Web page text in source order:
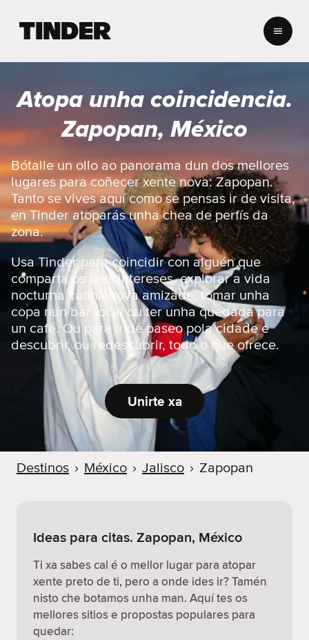
r
o
m
e
Atopa unha coincidencia.
Zapopan, México
Bótalle un ollo ao panorama dun dos mellores
lugares para coñecer xente nova: Zapopan.
Tanto se vives aquí como se pensas ir de visita,
en Tinder atoparás unha chea de perfís da
zona.
Usa Tinder para coincidir con alguén que
comparta os teus intereses, explorar a vida
nocturna cunha nova amizade, tomar unha
copa nun bar local ou ter unha quedada para
un café. Ou para ir de paseo pola cidade e
descubrir, ou redescubrir, todo o que ofrece.
Unirte xa
Destinos › México › Jalisco › Zapopan
Ideas para citas. Zapopan, México
Ti xa sabes cal é o mellor lugar para atopar
xente preto de ti, pero a onde ides ir? Tamén
nisto che botamos unha man. Aquí tes os
mellores sitios e propostas populares para
quedar: